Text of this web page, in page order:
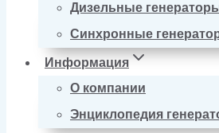
Дизельные
Синхронные
Информация
О компании
Энциклопедия